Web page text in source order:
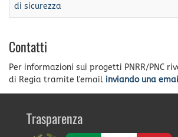
di sicurezza
Contatti
Per informazioni sui progetti PNRR/PNC
di Regia tramite l'email inviando una
Trasparenza